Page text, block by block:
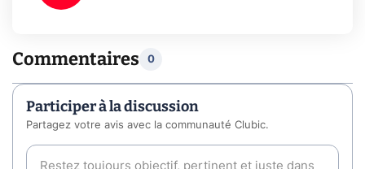
Commentaires 0
Participer à la discussion
Partagez votre avis avec la communauté Clubic.